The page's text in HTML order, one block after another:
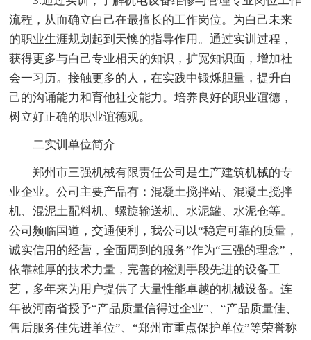
流程，从而确立白己在最擅长的工作岗位。为白己未来
的职业生涯规划起到天懊的指导作用。通过实训过程，
获得更多与白己专业相天的知识，扩宽知识面，增加社
会一习历。接触更多的人，在实践中锻烁胆量，提升白
己的沟诵能力和育他社交能力。培养良好的职业谊德，
树立好正确的职业谊德观。
二实训单位简介
郑州市三强机械有限责任公司是生产建筑机械的专
业企业。公司主要产品有：混凝土搅拌站、混凝土搅拌
机、混泥土配料机、螺旋输送机、水泥罐、水泥仓等。
公司频临国道，交通便利，我公司以“稳定可靠的质量，
诚实信用的经营，全面周到的服务”作为“三强的理念”，
依靠雄厚的技术力量，完善的检测手段先进的设备工
艺，多年来为用户提供了大量性能卓越的机械设备。连
年被河南省授予“产品质量信得过企业”、“产品质量佳、
售后服务佳先进单位”、“郑州市重点保护单位”等荣誉称